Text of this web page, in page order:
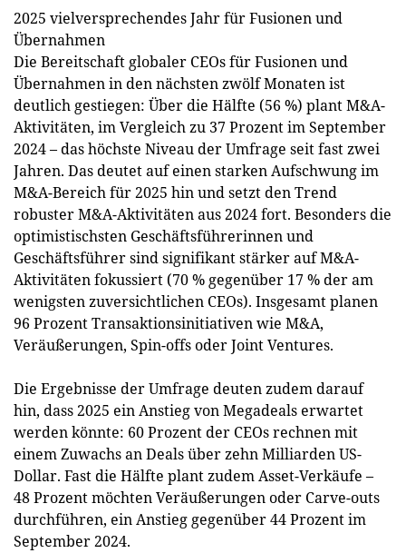
2025 vielversprechendes Jahr für Fusionen und
Übernahmen
Die Bereitschaft globaler CEOs für Fusionen und
Übernahmen in den nächsten zwölf Monaten ist
deutlich gestiegen: Über die Hälfte (56 %) plant M&A-
Aktivitäten, im Vergleich zu 37 Prozent im September
2024 – das höchste Niveau der Umfrage seit fast zwei
Jahren. Das deutet auf einen starken Aufschwung im
M&A-Bereich für 2025 hin und setzt den Trend
robuster M&A-Aktivitäten aus 2024 fort. Besonders die
optimistischsten Geschäftsführerinnen und
Geschäftsführer sind signifikant stärker auf M&A-
Aktivitäten fokussiert (70 % gegenüber 17 % der am
wenigsten zuversichtlichen CEOs). Insgesamt planen
96 Prozent Transaktionsinitiativen wie M&A,
Veräußerungen, Spin-offs oder Joint Ventures.
Die Ergebnisse der Umfrage deuten zudem darauf
hin, dass 2025 ein Anstieg von Megadeals erwartet
werden könnte: 60 Prozent der CEOs rechnen mit
einem Zuwachs an Deals über zehn Milliarden US-
Dollar. Fast die Hälfte plant zudem Asset-Verkäufe –
48 Prozent möchten Veräußerungen oder Carve-outs
durchführen, ein Anstieg gegenüber 44 Prozent im
September 2024.